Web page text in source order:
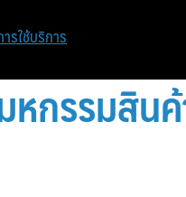
งเที่ยว
หกรรมสิ
รใช้บริการ